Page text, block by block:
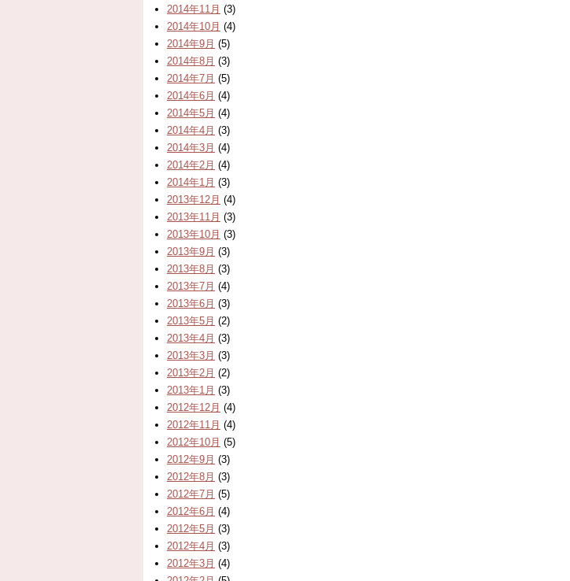
2014年11月 (3)
2014年10月 (4)
2014年9月 (5)
2014年8月 (3)
2014年7月 (5)
2014年6月 (4)
2014年5月 (4)
2014年4月 (3)
2014年3月 (4)
2014年2月 (4)
2014年1月 (3)
2013年12月 (4)
2013年11月 (3)
2013年10月 (3)
2013年9月 (3)
2013年8月 (3)
2013年7月 (4)
2013年6月 (3)
2013年5月 (2)
2013年4月 (3)
2013年3月 (3)
2013年2月 (2)
2013年1月 (3)
2012年12月 (4)
2012年11月 (4)
2012年10月 (5)
2012年9月 (3)
2012年8月 (3)
2012年7月 (5)
2012年6月 (4)
2012年5月 (3)
2012年4月 (3)
2012年3月 (4)